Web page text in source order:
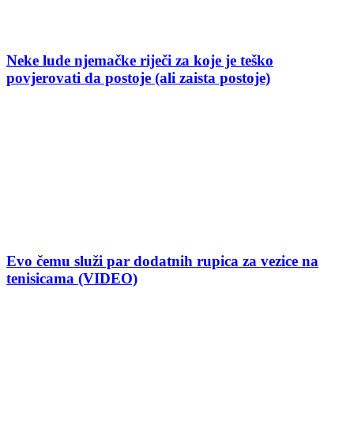
Neke lude njemačke riječi za koje je teško
povjerovati da postoje (ali zaista postoje)
Evo čemu služi par dodatnih rupica za vezice na
tenisicama (VIDEO)